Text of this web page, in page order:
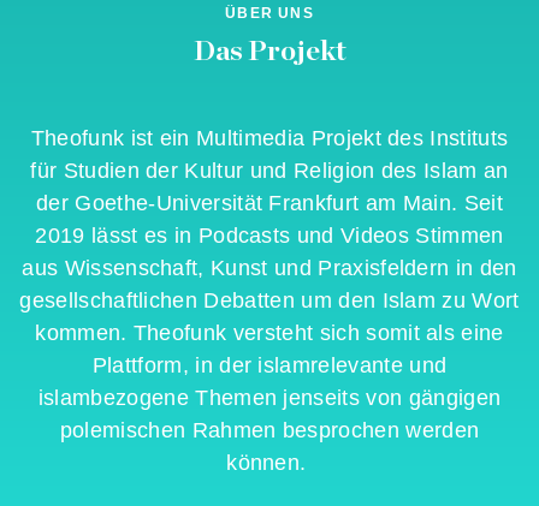
ÜBER UNS
Das Projekt
Theofunk ist ein Multimedia Projekt des Instituts
für Studien der Kultur und Religion des Islam an
der Goethe-Universität Frankfurt am Main. Seit
2019 lässt es in Podcasts und Videos Stimmen
aus Wissenschaft, Kunst und Praxisfeldern in den
gesellschaftlichen Debatten um den Islam zu Wort
kommen. Theofunk versteht sich somit als eine
Plattform, in der islamrelevante und
islambezogene Themen jenseits von gängigen
polemischen Rahmen besprochen werden
können.